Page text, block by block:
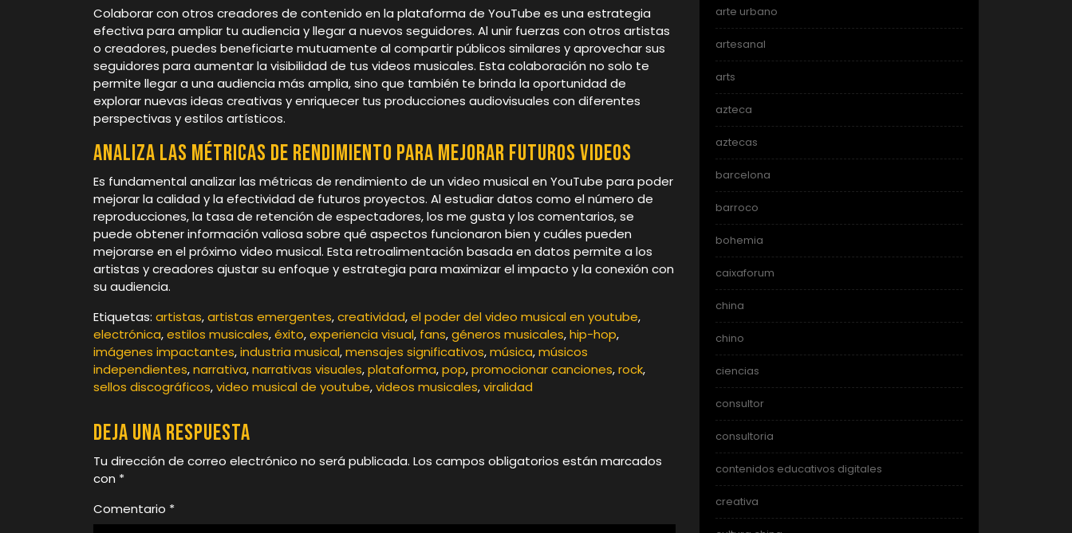
Colaborar con otros creadores de contenido en la plataforma de YouTube es una estrategia
efectiva para ampliar tu audiencia y llegar a nuevos seguidores. Al unir fuerzas con otros artistas
o creadores, puedes beneficiarte mutuamente al compartir públicos similares y aprovechar sus
seguidores para aumentar la visibilidad de tus videos musicales. Esta colaboración no solo te
permite llegar a una audiencia más amplia, sino que también te brinda la oportunidad de
explorar nuevas ideas creativas y enriquecer tus producciones audiovisuales con diferentes
perspectivas y estilos artísticos.
Analiza las métricas de rendimiento para mejorar futuros videos
Es fundamental analizar las métricas de rendimiento de un video musical en YouTube para poder
mejorar la calidad y la efectividad de futuros proyectos. Al estudiar datos como el número de
reproducciones, la tasa de retención de espectadores, los me gusta y los comentarios, se
puede obtener información valiosa sobre qué aspectos funcionaron bien y cuáles pueden
mejorarse en el próximo video musical. Esta retroalimentación basada en datos permite a los
artistas y creadores ajustar su enfoque y estrategia para maximizar el impacto y la conexión con
su audiencia.
Etiquetas: artistas,artistas emergentes,creatividad,el poder del video musical en youtube,
electrónica,estilos musicales,éxito,experiencia visual, fans,géneros musicales,hip-hop,
imágenes impactantes,industria musical,mensajes significativos,música,músicos
independientes,narrativa,narrativas visuales,plataforma,pop,promocionar canciones,rock,
sellos discográficos,video musical de youtube,videos musicales,viralidad
Deja una respuesta
Tu dirección de correo electrónico no será publicada. Los campos obligatorios están marcados
con *
Comentario *
arte urbano
artesanal
arts
azteca
aztecas
barcelona
barroco
bohemia
caixaforum
china
chino
ciencias
consultor
consultoria
contenidos educativos digitales
creativa